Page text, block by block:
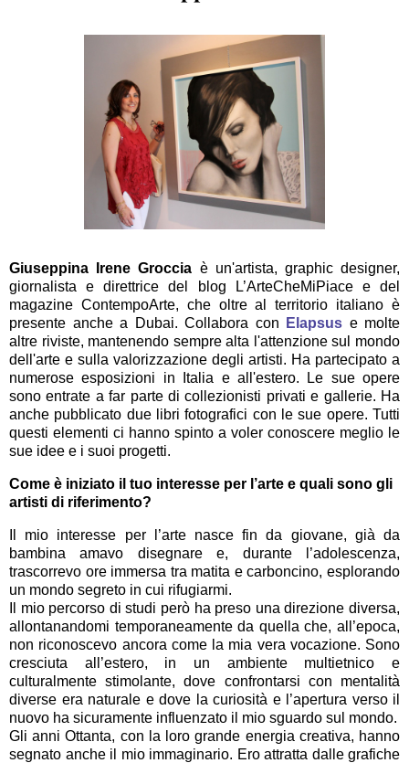
Giuseppina Irene Groccia è un'artista, graphic designer,
giornalista e direttrice del blog L’ArteCheMiPiace e del
magazine ContempoArte, che oltre al territorio italiano è
presente anche a Dubai. Collabora con
Elapsus e molte
altre riviste, mantenendo sempre alta l'attenzione sul mondo
dell'arte e sulla valorizzazione degli artisti. Ha partecipato a
numerose esposizioni in Italia e all'estero. Le sue opere
sono entrate a far parte di collezionisti privati e gallerie. Ha
anche pubblicato due libri fotografici con le sue opere. Tutti
questi elementi ci hanno spinto a voler conoscere meglio le
sue idee e i suoi progetti.
Come è iniziato il tuo interesse per l’arte e quali sono gli
artisti di riferimento?
Il mio interesse per l’arte nasce fin da giovane, già da
bambina amavo disegnare e, durante l’adolescenza,
trascorrevo ore immersa tra matita e carboncino, esplorando
un mondo segreto in cui rifugiarmi.
Il mio percorso di studi però ha preso una direzione diversa,
allontanandomi temporaneamente da quella che, all’epoca,
non riconoscevo ancora come la mia vera vocazione. Sono
cresciuta all’estero, in un ambiente multietnico e
culturalmente stimolante, dove confrontarsi con mentalità
diverse era naturale e dove la curiosità e l’apertura verso il
nuovo ha sicuramente influenzato il mio sguardo sul mondo.
Gli anni Ottanta, con la loro grande energia creativa, hanno
segnato anche il mio immaginario. Ero attratta dalle grafiche